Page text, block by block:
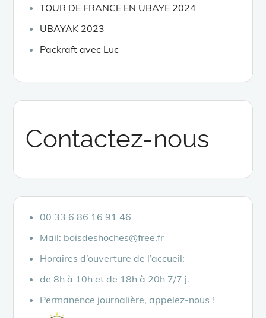
TOUR DE FRANCE EN UBAYE 2024
UBAYAK 2023
Packraft avec Luc
Contactez-nous
00 33 6 86 16 91 46
Mail: boisdeshoches@free.fr
Horaires d’ouverture de l’accueil:
de 8h à 10h et de 18h à 20h 7/7 j.
Permanence journalière, appelez-nous !